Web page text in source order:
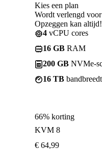
Kies een plan
Wordt verlengd
Opzeggen kan altijd!
4 vCPU cores
16 GB RAM
200 GB NVMe-
16 TB
66% korting
KVM 8
€ 64,99